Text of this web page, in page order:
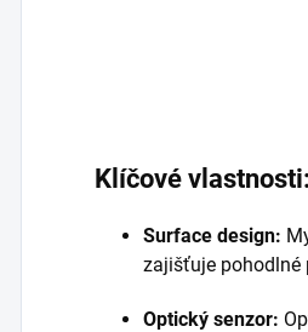
Klíčové vlastnosti:
Surface design:
zajišťuje pohodlné
Optický senzor: